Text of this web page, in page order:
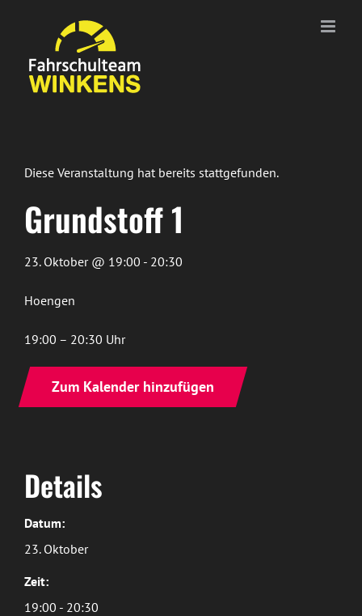
springen
Diese Veranstaltung hat bereits stattgefunden.
Grundstoff 1
23. Oktober @ 19:00 - 20:30
Hoengen
19:00 – 20:30 Uhr
Zum Kalender hinzufügen
Details
Datum:
23. Oktober
Zeit:
19:00 - 20:30